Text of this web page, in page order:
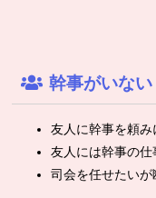
幹事がいない
友人に幹事を頼み
友人には幹事の仕
司会を任せたいが